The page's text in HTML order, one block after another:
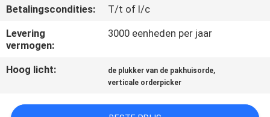
NIEUWS
VRAAG
OFFERTE
Betalingscondities:
T/t of l/c
Levering
vermogen:
3000 eenheden per jaar
Hoog licht: de plukker van de pakhuisorde,
verticale orderpicker